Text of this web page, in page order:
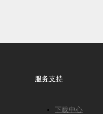
服务支持
下载中心